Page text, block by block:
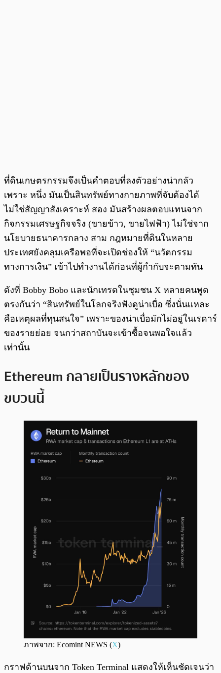
ที่ดินเกษตรกรรมจึงเป็นคำตอบที่ลงตัวอย่างน่ากลัว
เพราะ หนึ่ง มันเป็นสินทรัพย์ทางกายภาพที่จับต้องได้
ไม่ใช่สัญญาสังเคราะห์ สอง มันสร้างผลตอบแทนจาก
กิจกรรมเศรษฐกิจจริง (ขายข้าว, ขายไฟฟ้า) ไม่ใช่จาก
นโยบายธนาคารกลาง สาม กฎหมายที่ดินในหลาย
ประเทศยังคลุมเครือพอที่จะเปิดช่องให้ “นวัตกรรม
ทางการเงิน” เข้าไปทำงานได้ก่อนที่ผู้กำกับจะตามทัน
ดังที่ Bobby Bobo และนักเทรดในชุมชน X หลายคนพูด
ตรงกันว่า “สินทรัพย์ในโลกจริงฟังดูน่าเบื่อ ซึ่งนั่นแหละ
คือเหตุผลที่ทุนสนใจ” เพราะของน่าเบื่อมักไม่อยู่ในเรดาร์
ของรายย่อย จนกว่าสถาบันจะเข้าซื้อจนพอใจแล้ว
เท่านั้น
Ethereum กลายเป็นรางหลักของ
ขบวนนี้
ภาพจาก: Ecomint NEWS (X)
กราฟด้านบนจาก Token Terminal แสดงให้เห็นชัดเจนว่า